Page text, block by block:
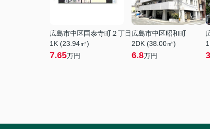
広島市中区国泰寺町２丁目
1K (23.94㎡)
7.65万円
広島市中区昭和町
2DK (38.00㎡)
6.8万円